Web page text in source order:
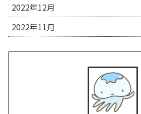
2022年12月
2022年11月